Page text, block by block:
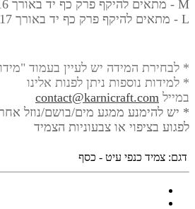
M - מתאים להיקף פרק כף יד באורך
L - מתאים להיקף פרק כף יד באורך
* לבחירת המידה יש לעיין בעמוד
* למידות נוספות ניתן לפנות אלינו
במייל contact@karnicraft.com
* יש להימנע ממגע מים/בושם/נוזל
לפגוע בציפוי או צבעוניות הצמיד
דגם: צמיד כנפי עיט - כסף